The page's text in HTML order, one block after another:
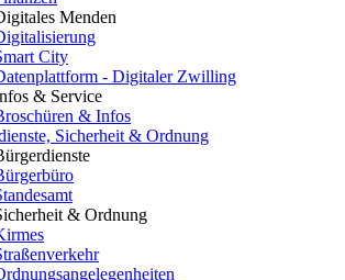
Menden
City
- Digitaler Zwilling
& Service
& Infos
Sicherheit & Ordnung
& Ordnung